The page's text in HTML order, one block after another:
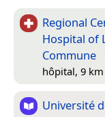
Regional
Hospital of
Commune
hôpital, 9
Université